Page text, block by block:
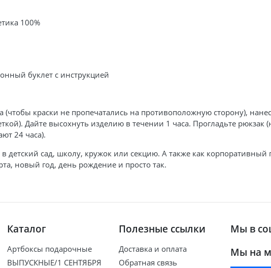
100%
буклет с инструкцией
краски не пропечатались на противоположную сторону),
Дайте высохнуть изделию в течении 1 часа. Прогладьте рюкзак
24 часа).
детский сад, школу, кружок или секцию. А также как корпоративный
новый год, день рождение и просто так.
Каталог
Артбоксы подарочные
ВЫПУСКНЫЕ/1 СЕНТЯБРЯ
Полезные ссылки
Доставка и оплата
Обратная связь
Мы в
Мы на